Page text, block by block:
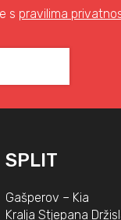
s pravilima
SPLIT
Gašperov – Kia
Kralja Stjepana